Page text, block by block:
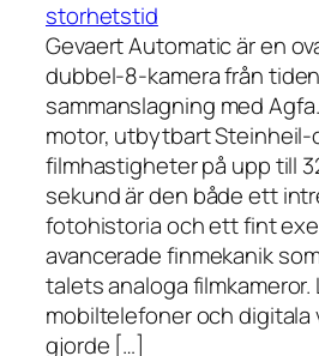
storhetstid
Gevaert Automatic är en
dubbel-8-kamera från
sammanslagning med
motor, utbytbart Steinheil-
filmhastigheter på upp till
sekund är den både ett
fotohistoria och ett fint
avancerade finmekanik
talets analoga filmkameror.
mobiltelefoner och digitala
gjorde […]